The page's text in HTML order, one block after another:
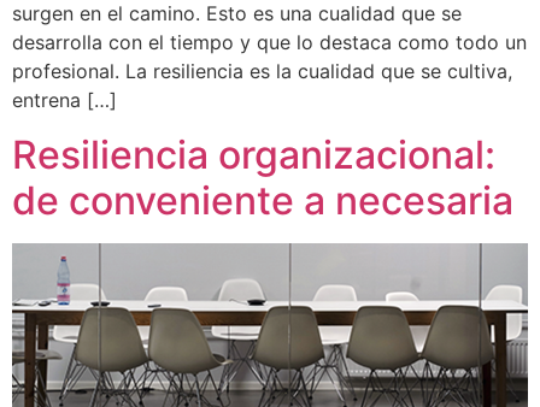
surgen en el camino. Esto es una cualidad que se
desarrolla con el tiempo y que lo destaca como todo un
profesional. La resiliencia es la cualidad que se cultiva,
entrena […]
Resiliencia organizacional:
de conveniente a necesaria